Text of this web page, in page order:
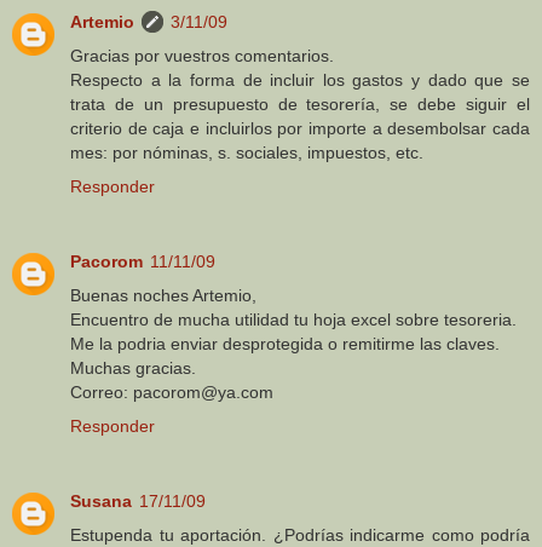
Artemio
3/11/09
Gracias por vuestros comentarios.
Respecto a la forma de incluir los gastos y dado que se
trata de un presupuesto de tesorería, se debe siguir el
criterio de caja e incluirlos por importe a desembolsar cada
mes: por nóminas, s. sociales, impuestos, etc.
Responder
Pacorom 11/11/09
Buenas noches Artemio,
Encuentro de mucha utilidad tu hoja excel sobre tesoreria.
Me la podria enviar desprotegida o remitirme las claves.
Muchas gracias.
Correo: pacorom@ya.com
Responder
Susana 17/11/09
Estupenda tu aportación. ¿Podrías indicarme como podría